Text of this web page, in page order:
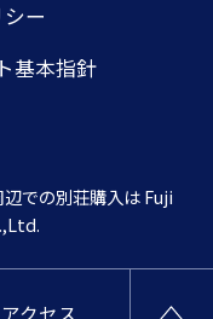
ー
基本指針
での別荘購入は Fuji
アクセス